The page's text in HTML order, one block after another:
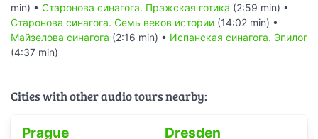
min) • Старонова синагога. Пражская готика (2:59 min) •
Старонова синагога. Семь веков истории (14:02 min) •
Майзелова синагога (2:16 min) • Испанская синагога. Эпилог
(4:37 min)
Cities with other audio tours nearby:
Prague Dresden